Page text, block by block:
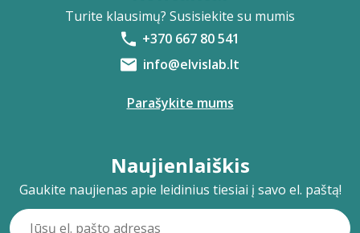
Turite klausimų? Susisiekite su mumis
+370 667 80 541
info@elvislab.lt
Parašykite mums
Naujienlaiškis
Gaukite naujienas apie leidinius tiesiai į savo el. paštą!